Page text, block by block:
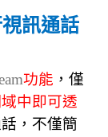
訊通話
功能 ，僅
中即可透
，不僅簡